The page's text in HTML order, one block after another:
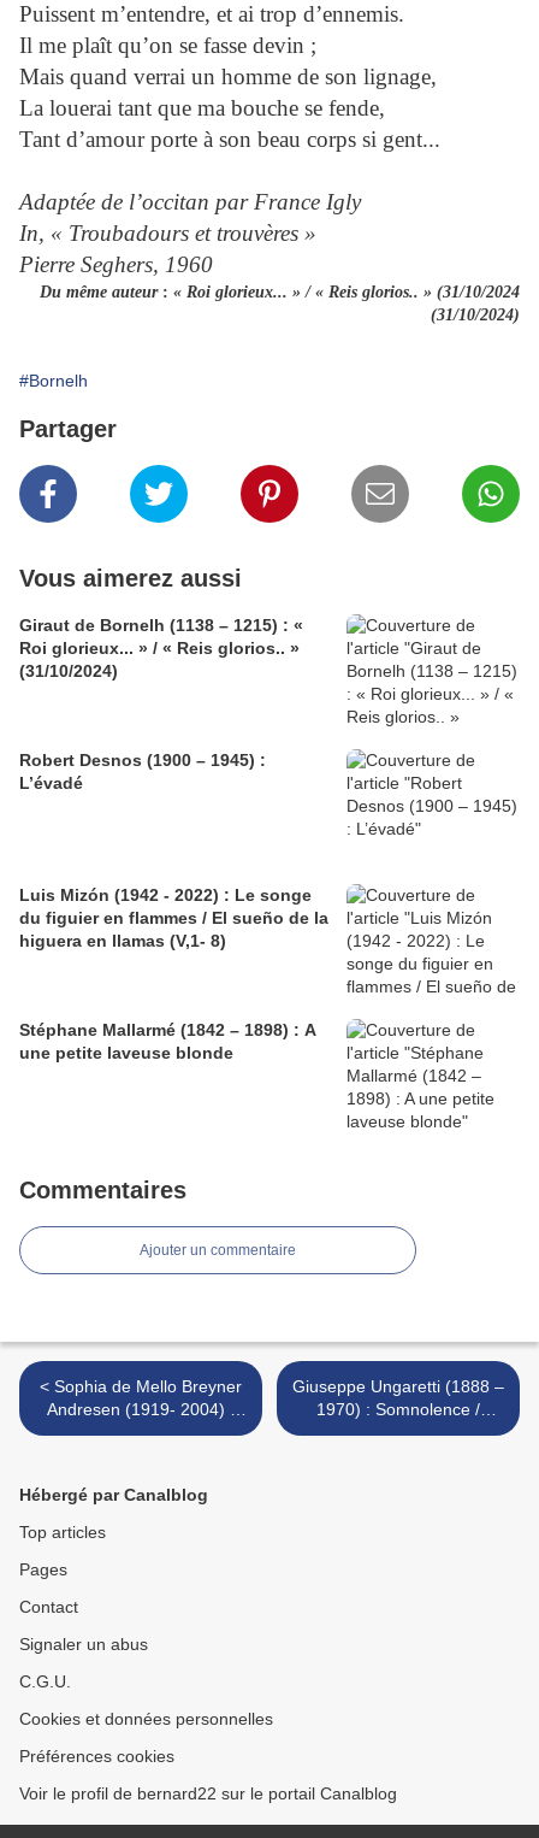
Puissent m’entendre, et ai trop d’ennemis.
Il me plaît qu’on se fasse devin ;
Mais quand verrai un homme de son lignage,
La louerai tant que ma bouche se fende,
Tant d’amour porte à son beau corps si gent...
Adaptée de l’occitan par France Igly
In, « Troubadours et trouvères »
Pierre Seghers, 1960
Du même auteur : « Roi glorieux... » / « Reis glorios.. » (31/10/2024
(31/10/2024)
#Bornelh
Partager
Vous aimerez aussi
Giraut de Bornelh (1138 – 1215) : «
Roi glorieux... » / « Reis glorios.. »
(31/10/2024)
Robert Desnos (1900 – 1945) :
L’évadé
Luis Mizón (1942 - 2022) : Le songe
du figuier en flammes / El sueño de la
higuera en llamas (V,1- 8)
Stéphane Mallarmé (1842 – 1898) : A
une petite laveuse blonde
Commentaires
Ajouter un commentaire
< Sophia de Mello Breyner
Andresen (1919- 2004) :
Ithaque / Ítaca
Giuseppe Ungaretti (1888 –
1970) : Somnolence /
Sonnolenza >
Hébergé par Canalblog
Top articles
Pages
Contact
Signaler un abus
C.G.U.
Cookies et données personnelles
Préférences cookies
Voir le profil de bernard22 sur le portail Canalblog